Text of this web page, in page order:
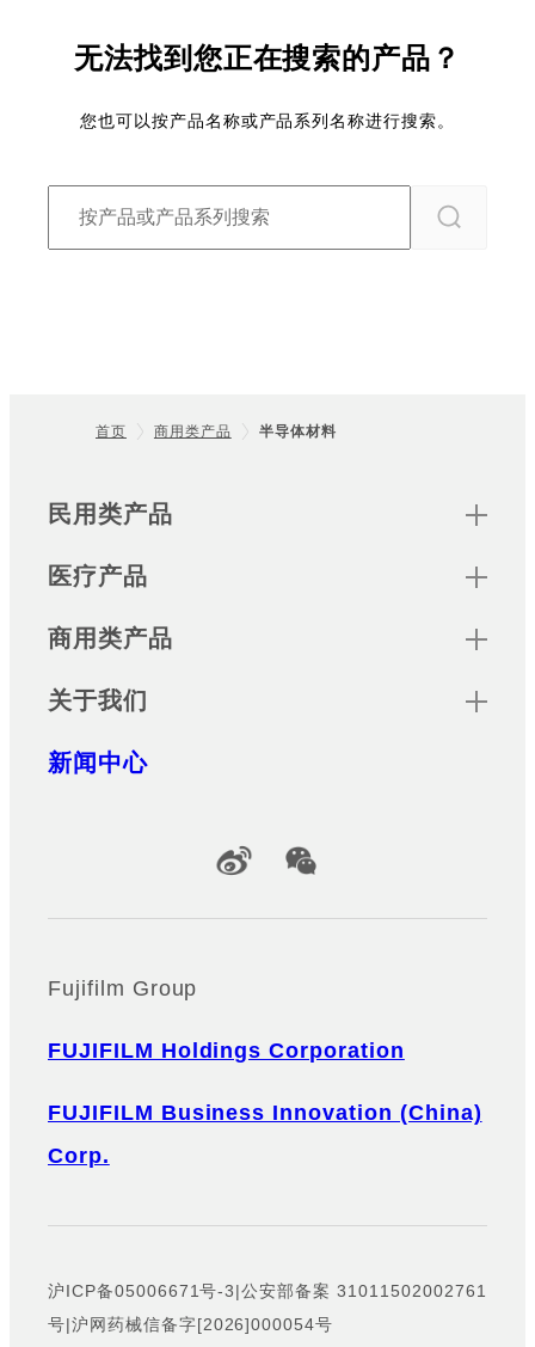
无法找到您正在搜索的产品？
您也可以按产品名称或产品系列名称进行搜索。
首页 商用类产品 半导体材料
Sitemap
民用类产品
医疗产品
商用类产品
关于我们
新闻中心
Official Social Media Accounts
Fujifilm Group
FUJIFILM Holdings Corporation
FUJIFILM Business Innovation (China)
Corp.
沪ICP备05006671号-3|公安部备案 31011502002761
号|沪网药械信备字[2026]000054号